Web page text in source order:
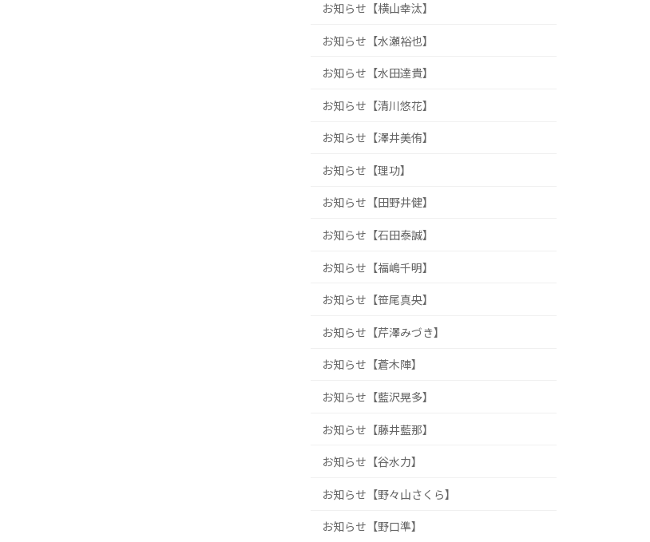
お知らせ【横山幸汰】
お知らせ【水瀬裕也】
お知らせ【水田達貴】
お知らせ【清川悠花】
お知らせ【澤井美侑】
お知らせ【理功】
お知らせ【田野井健】
お知らせ【石田泰誠】
お知らせ【福嶋千明】
お知らせ【笹尾真央】
お知らせ【芹澤みづき】
お知らせ【蒼木陣】
お知らせ【藍沢晃多】
お知らせ【藤井藍那】
お知らせ【谷水力】
お知らせ【野々山さくら】
お知らせ【野口準】